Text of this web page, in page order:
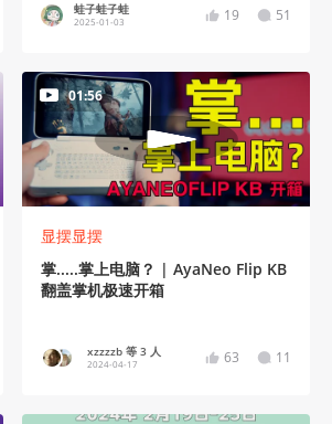
蛙子蛙子蛙
2025-01-03 19 51
01:56
显摆显摆
掌.....掌上电脑？ | AyaNeo Flip KB
翻盖掌机极速开箱
xzzzzb 等 3 人
2024-04-17 63 11